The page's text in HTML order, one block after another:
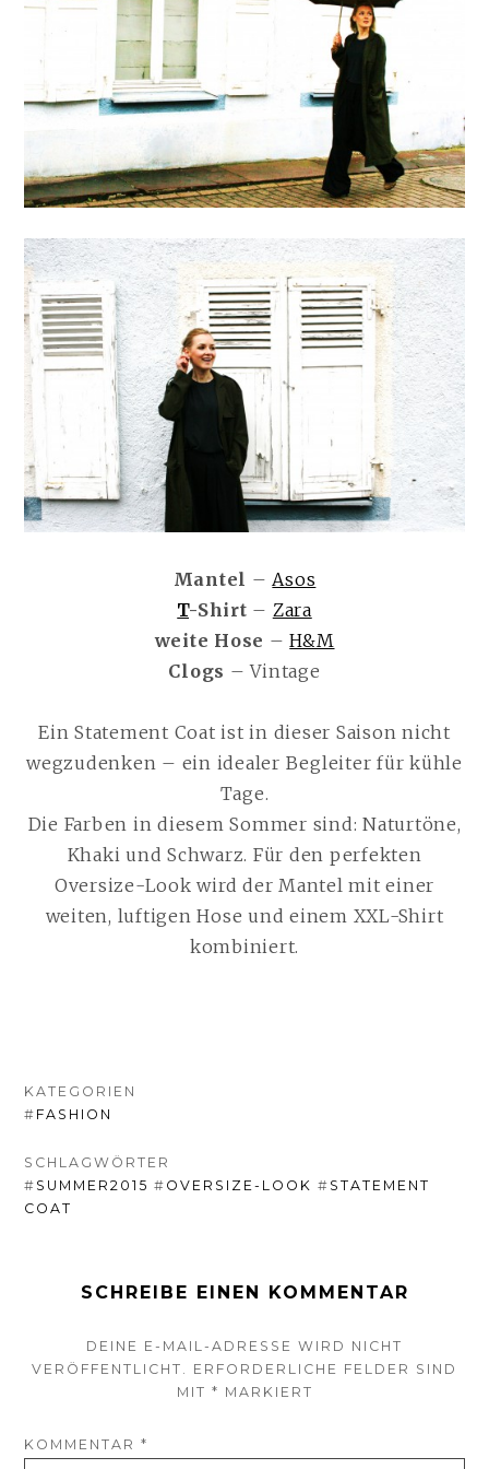
Mantel – Asos
T-Shirt – Zara
weite Hose –H&M
Clogs – Vintage
Ein Statement Coat ist in dieser Saison nicht
wegzudenken – ein idealer Begleiter für kühle
Tage.
Die Farben in diesem Sommer sind: Naturtöne,
Khaki und Schwarz. Für den perfekten
Oversize-Look wird der Mantel mit einer
weiten, luftigen Hose und einem XXL-Shirt
kombiniert.
KATEGORIEN
# FASHION
SCHLAGWÖRTER
# SUMMER2015 # OVERSIZE-LOOK # STATEMENT
COAT
SCHREIBE EINEN KOMMENTAR
DEINE E-MAIL-ADRESSE WIRD NICHT
VERÖFFENTLICHT. ERFORDERLICHE FELDER SIND
MIT * MARKIERT
KOMMENTAR*